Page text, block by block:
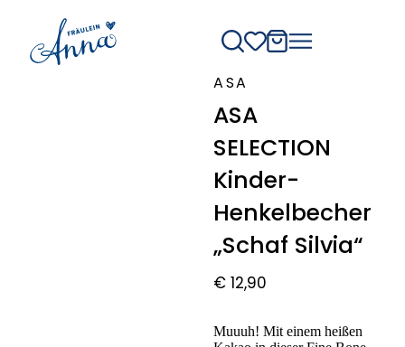
ASA
ASA
SELECTION
Kinder-
Henkelbecher
„Schaf Silvia“
€12,90
Muuuh! Mit einem heißen